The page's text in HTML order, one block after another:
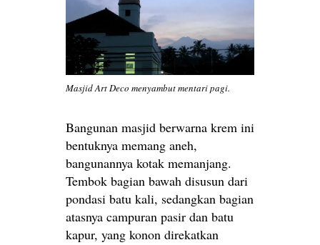
Masjid Art Deco menyambut mentari pagi.
Bangunan masjid berwarna krem ini
bentuknya memang aneh,
bangunannya kotak memanjang.
Tembok bagian bawah disusun dari
pondasi batu kali, sedangkan bagian
atasnya campuran pasir dan batu
kapur, yang konon direkatkan